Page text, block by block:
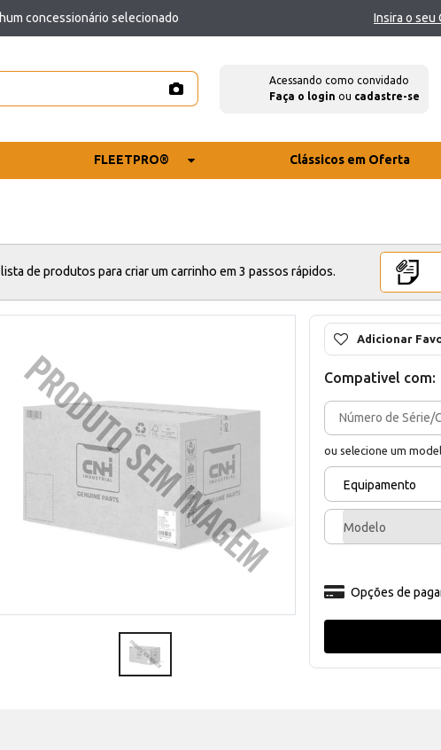
concessionário selecionado Insira o seu
Acessando como convidado
Faça o login ou cadastre-se
FLEETPRO® Clássicos em Oferta
de produtos para criar um carrinho em 3 passos rápidos.
Adicionar
Compativel com:
ou selecione um
Equipamento
Modelo
Opções de